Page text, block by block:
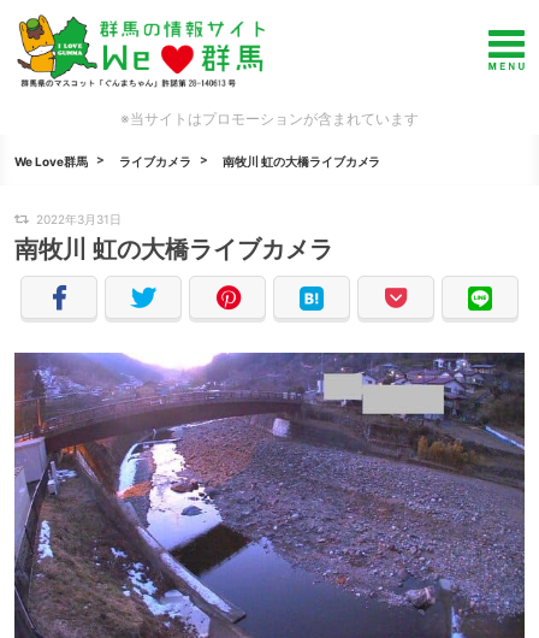
※当サイトはプロモーションが含まれています
We Love群馬 ライブカメラ 南牧川 虹の大橋ライブカメラ
2022年3月31日
南牧川 虹の大橋ライブカメラ